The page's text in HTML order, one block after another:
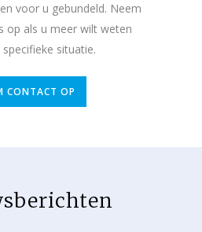
voor u gebundeld. Neem
op als u meer wilt weten
situatie.
CONTACT OP